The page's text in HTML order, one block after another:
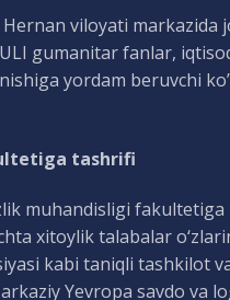
viloyati markazida
gumanitar fanlar,
yordam beruvchi
tashrifi
muhandisligi fakultetiga
xitoylik talabalar
kabi taniqli tashkilot
Yevropa savdo va